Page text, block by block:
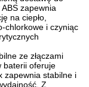
zapewnia
na ciepło,
chlorkowe i czyniąc
ze złączami
baterii oferuje
zapewnia stabilne i
Z